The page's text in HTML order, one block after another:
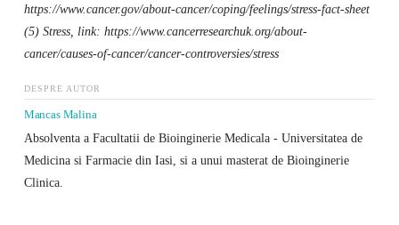
https://www.cancer.gov/about-cancer/coping/feelings/stress-fact-sheet
(5) Stress, link: https://www.cancerresearchuk.org/about-
cancer/causes-of-cancer/cancer-controversies/stress
DESPRE AUTOR
Mancas Malina
Absolventa a Facultatii de Bioinginerie Medicala - Universitatea de
Medicina si Farmacie din Iasi, si a unui masterat de Bioinginerie
Clinica.